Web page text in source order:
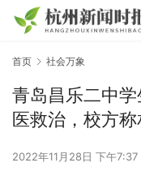
首页 社会万象
青岛昌乐二中
医救治，校方
2022年11月28日 下午7:37